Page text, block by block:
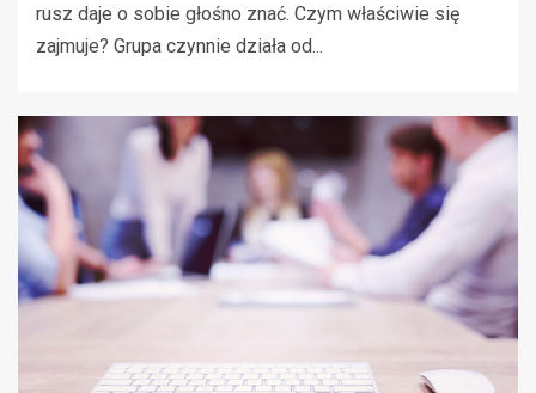
rusz daje o sobie głośno znać. Czym właściwie się
zajmuje? Grupa czynnie działa od...